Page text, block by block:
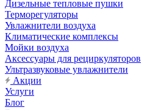
Дизельные тепловые пушки
Терморегуляторы
Увлажнители воздуха
Климатические комплексы
Мойки воздуха
Аксессуары для рециркуляторов
Ультразвуковые увлажнители
Акции
Услуги
Блог